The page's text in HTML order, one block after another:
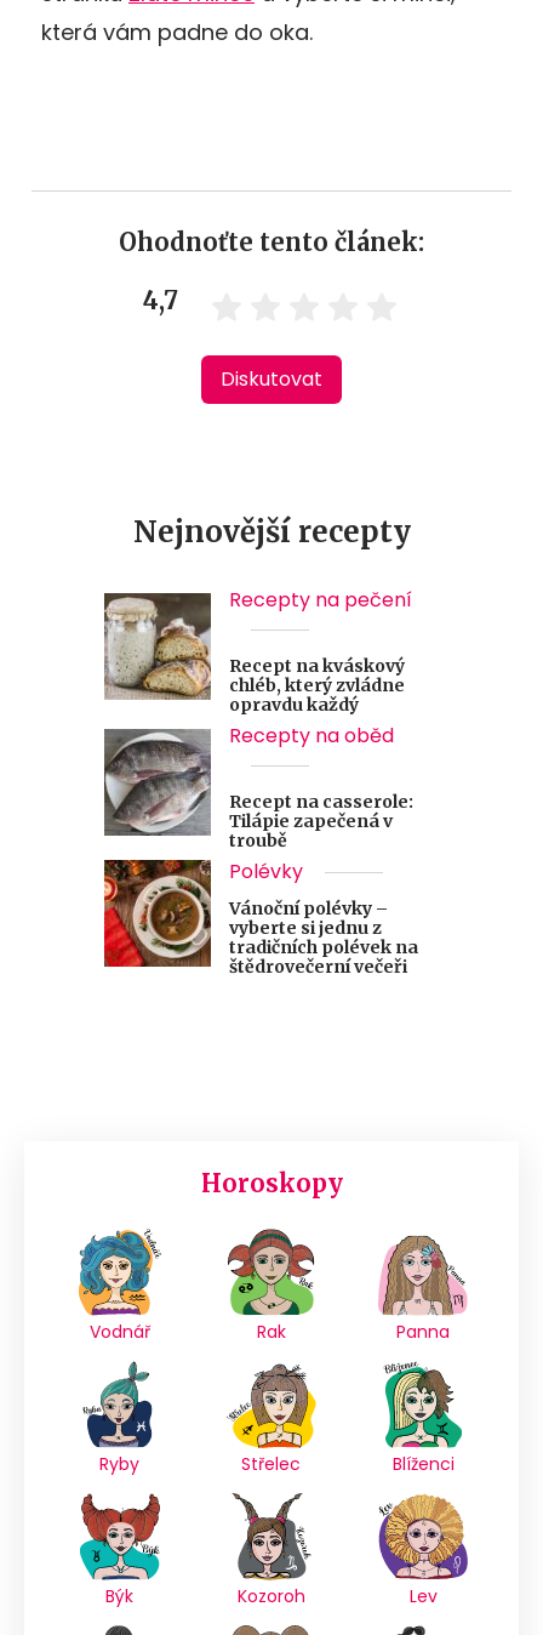
která vám padne do oka.
Ohodnoťte tento článek:
4,7
Diskutovat
Nejnovější recepty
Recepty na pečení
Recept na kváskový
chléb, který zvládne
opravdu každý
Recepty na oběd
Recept na casserole:
Tilápie zapečená v
troubě
Polévky
Vánoční polévky –
vyberte si jednu z
tradičních polévek na
štědrovečerní večeři
Horoskopy
Vodnář Rak Panna
Ryby Střelec Blíženci
Býk Kozoroh Lev